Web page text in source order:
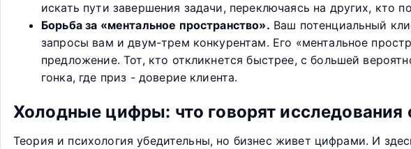
искать пути завершения задачи, переключаясь на других, кто
Борьба за «ментальное пространство». Ваш потенциальный
запросы вам и двум-трем конкурентам. Его «ментальное
предложение. Тот, кто откликнется быстрее, с большей
гонка, где приз - доверие клиента.
Холодные цифры: что говорят исследования
Теория и психология убедительны, но бизнес живет цифрами. И